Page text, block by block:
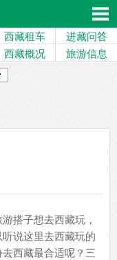
西藏租车
进藏问答
西藏概况 旅游信息
搭子想去西藏玩，
说这里去西藏玩的
西藏最合适呢？三